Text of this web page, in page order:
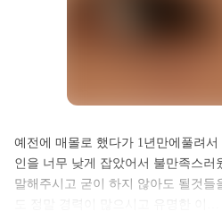
셀카후기 전체
로그인 후 확인하실
로그인하기
예전에 매몰로 했다가 1년만에풀려
인을 너무 낮게 잡았어서 불만족스
말해주시고 굳이 하지 않아도 될것
도 정말 경력이 많으시고 유명한 이…